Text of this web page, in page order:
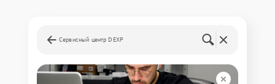
Сервисный центр DEXP